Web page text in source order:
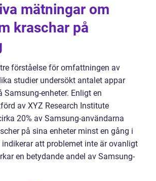
mätningar om
kraschar på
förståelse för omfattningen av
studier undersökt antalet appar
Samsung-enheter. Enligt en
av XYZ Research Institute
20% av Samsung-användarna
på sina enheter minst en gång i
att problemet inte är ovanligt
en betydande andel av Samsung-